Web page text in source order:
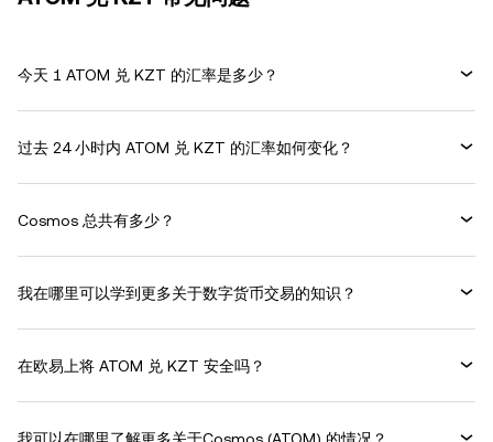
今天 1 ATOM 兑 KZT 的汇率是多少？
过去 24 小时内 ATOM 兑 KZT 的汇率如何变化？
Cosmos 总共有多少？
我在哪里可以学到更多关于数字货币交易的知识？
在欧易上将 ATOM 兑 KZT 安全吗？
我可以在哪里了解更多关于Cosmos (ATOM) 的情况？